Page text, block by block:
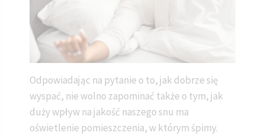
Odpowiadając na pytanie o to, jak dobrze się
wyspać, nie wolno zapominać także o tym, jak
duży wpływ na jakość naszego snu ma
oświetlenie pomieszczenia, w którym śpimy.